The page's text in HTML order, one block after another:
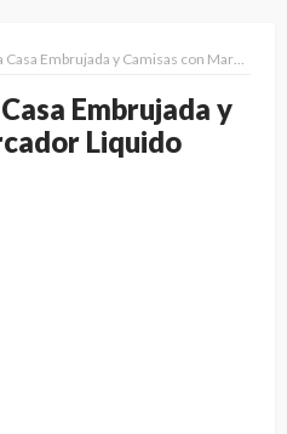
Embrujada y Camisas con Marcador Liquido
Embrujada y
Liquido